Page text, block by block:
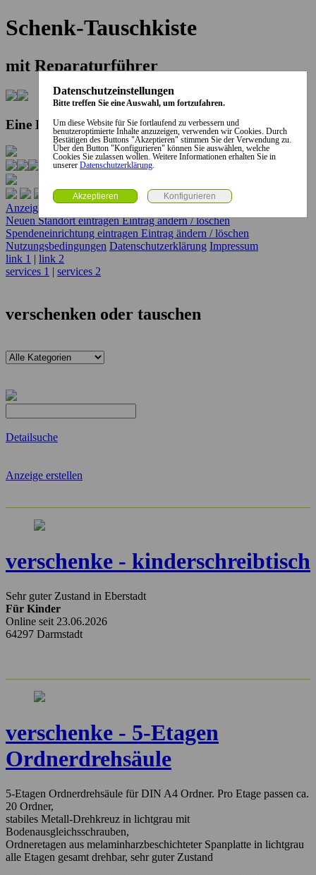
Schenk-Tauschkiste
mit Reparaturführer
Eine Kooperation der Stadt und des Landkreises...
Anzeige erstellen
Neuen Standort eintragenEintrag ändern / löschen
Spendeneinrichtung eintragen Eintrag ändern / löschen
Nutzungsbedingungen Datenschutzerklärung Impressum
link 1 | link 2
services 1 | services 2
verschenken oder tauschen
Detailsuche
Anzeige erstellen
verschenke - kinderschreibtisch
Sehr guter Zustand in Eberstadt
Für Kinder
Online seit 23.06.2026
64297 Darmstadt
verschenke - 5-Etagen
Ordnerdrehsäule
5-Etagen Ordnerdrehsäule für DIN A4 Ordner. Pro Etage passen ca.
20 Ordner,
stabiles Metall-Drehkreuz in lichtgrau mit
Bodenausgleichsschrauben,
Ordneretagen aus melaminharzbeschichteter Spanplatte in lichtgrau
alle Etagen gesamt drehbar, sehr guter Zustand
Datenschutzeinstellungen
Bitte treffen Sie eine Auswahl, um fortzufahren.
Um diese Website für Sie fortlaufend zu verbessern und
benutzeroptimierte Inhalte anzuzeigen, verwenden wir Cookies. Durch
Bestätigen des Buttons "Akzeptieren" stimmen Sie der Verwendung zu.
Über den Button "Konfigurieren" können Sie auswählen, welche
Cookies Sie zulassen wollen. Weitere Informationen erhalten Sie in
unserer Datenschutzerklärung.